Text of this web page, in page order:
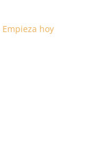
Empieza hoy